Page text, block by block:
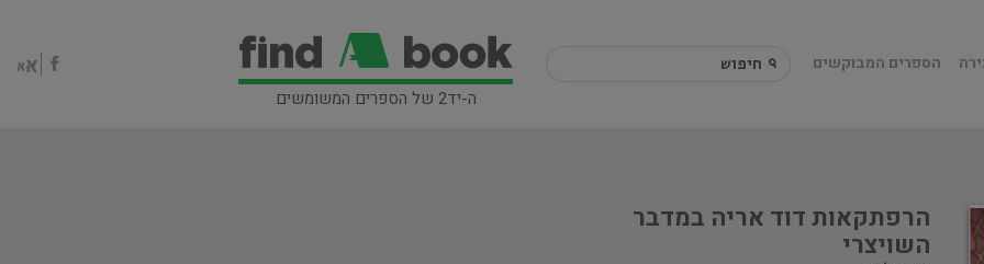
ה-יד2 של הספרים המשומשים
הספרים המבוקשים
הרפתקאות דוד אריה במדבר
השויצרי